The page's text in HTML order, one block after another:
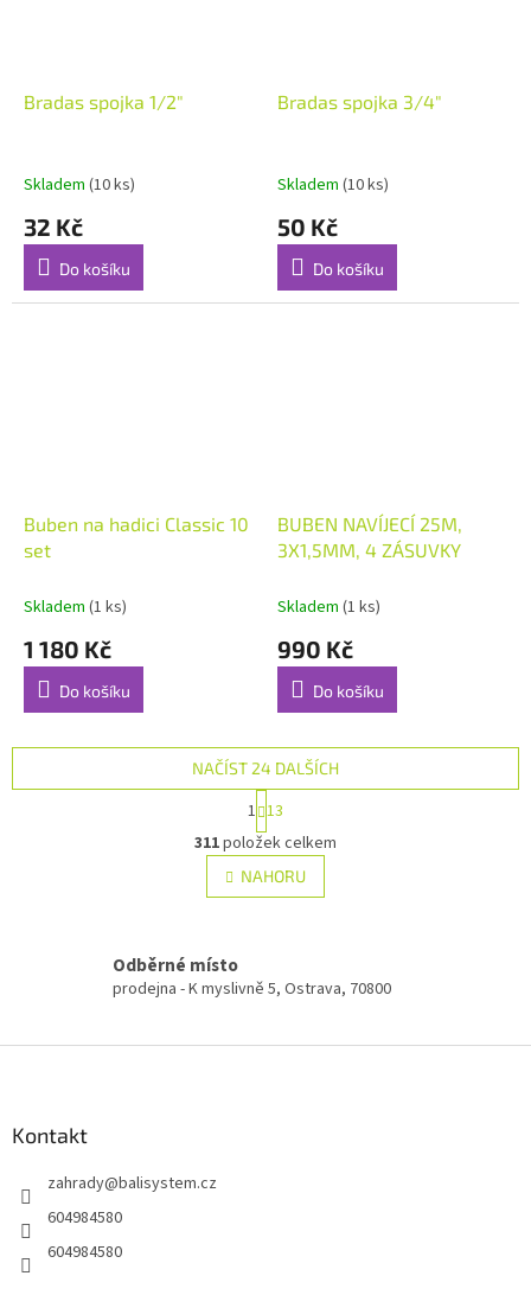
Bradas spojka 1/2"
Skladem (10 ks)
32 Kč
Do košíku
Bradas spojka 3/4"
Skladem (10 ks)
50 Kč
Do košíku
Buben na hadici Classic 10
set
Skladem (1 ks)
1 180 Kč
Do košíku
BUBEN NAVÍJECÍ 25M,
3X1,5MM, 4 ZÁSUVKY
Skladem (1 ks)
990 Kč
Do košíku
O
v
l
á
í
NAČÍST 24 DALŠÍCH
t
r
á
n
k
n
í
1 13
311položek celkem
NAHORU
Odběrné místo
prodejna - K myslivně 5, Ostrava, 70800
Kontakt
zahrady@balisystem.cz
604984580
604984580